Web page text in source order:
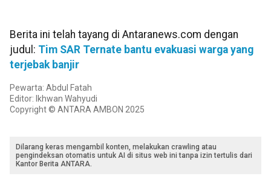
Berita ini telah tayang di Antaranews.com dengan
judul: Tim SAR Ternate bantu evakuasi warga yang
terjebak banjir
Pewarta: Abdul Fatah
Editor: Ikhwan Wahyudi
Copyright © ANTARA AMBON 2025
Dilarang keras mengambil konten, melakukan crawling atau
pengindeksan otomatis untuk AI di situs web ini tanpa izin tertulis dari
Kantor Berita ANTARA.